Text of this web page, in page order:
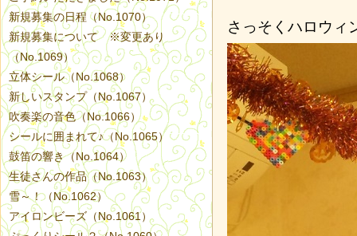
さっそくハロウィ
新規募集の日程（No.1070）
新規募集について ※変更あり
（No.1069）
立体シール（No.1068）
新しいスタンプ（No.1067）
吹奏楽の音色（No.1066）
シールに囲まれて♪（No.1065）
鼓笛の響き（No.1064）
生徒さんの作品（No.1063）
雪～！（No.1062）
アイロンビーズ（No.1061）